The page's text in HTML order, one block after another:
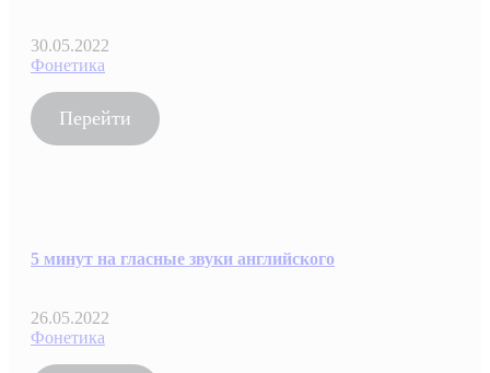
30.05.2022
Фонетика
Перейти
5 минут на гласные звуки английского
26.05.2022
Фонетика